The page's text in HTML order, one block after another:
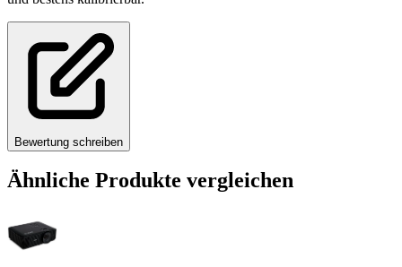
Bewertung schreiben
Ähnliche Produkte vergleichen